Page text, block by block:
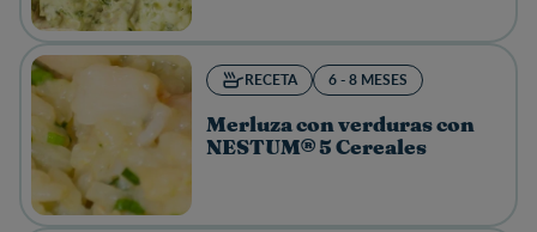
RECETA 6 - 8 MESES
Merluza con verduras con
NESTUM® 5 Cereales